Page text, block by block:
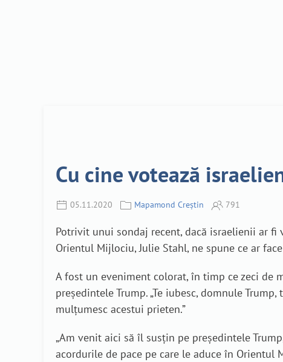
Cu cine votează
05.11.2020 Mapamond Creștin 791
Potrivit unui sondaj recent, dacă israelienii ar fi
Orientul Mijlociu, Julie Stahl, ne spune ce ar
A fost un eveniment colorat, în timp ce zeci de
președintele Trump. „Te iubesc, domnule
mulțumesc acestui prieten.”
„Am venit aici să îl susțin pe președintele
acordurile de pace pe care le aduce în Orientul